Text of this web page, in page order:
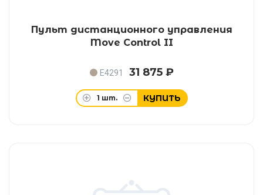
Пульт дистанционного управления
Move Control II
E4291 31 875 ₽
1 шт. КУПИТЬ